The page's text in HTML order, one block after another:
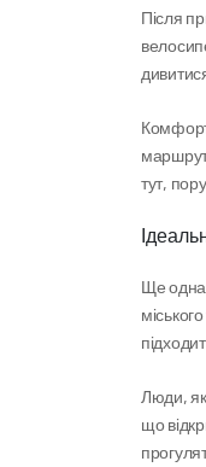
Після
тут,
Ще одна
Люди,
що